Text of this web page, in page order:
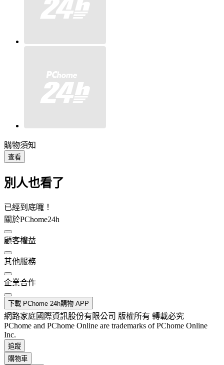
購物須知
查看
別人也看了
已經到底囉！
關於PChome24h
顧客權益
其他服務
企業合作
下載 PChome 24h購物 APP
網路家庭國際資訊股份有限公司 版權所有 轉載必究
PChome and PChome Online are trademarks of PChome Online
Inc.
追蹤
購物車